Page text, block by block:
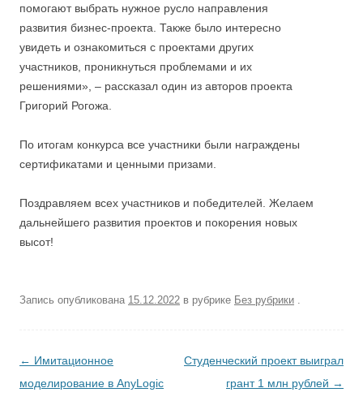
помогают выбрать нужное русло направления
развития бизнес-проекта. Также было интересно
увидеть и ознакомиться с проектами других
участников, проникнуться проблемами и их
решениями», – рассказал один из авторов проекта
Григорий Рогожа.
По итогам конкурса все участники были награждены
сертификатами и ценными призами.
Поздравляем всех участников и победителей. Желаем
дальнейшего развития проектов и покорения новых
высот!
Запись опубликована 15.12.2022 в рубрике Без рубрики
Post navigation
← Имитационное
моделирование в AnyLogic
Студенческий проект выиграл
грант 1 млн рублей →